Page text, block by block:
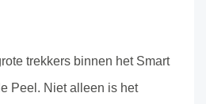
trekkers binnen het Smart
Peel. Niet alleen is het